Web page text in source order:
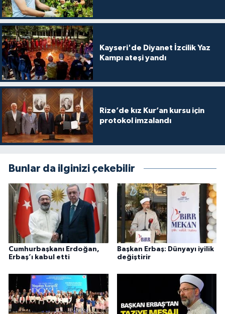
Kayseri'de Diyanet İzcilik Yaz
Kampı ateşi yandı
Rize’de kız Kur’an kursu için
protokol imzalandı
Bunlar da ilginizi çekebilir
Cumhurbaşkanı Erdoğan,
Erbaş’ı kabul etti
Başkan Erbaş: Dünyayı iyilik
değiştirir
Niğde Müftülüğü
Ordu Müftülüğü
Osmaniye Müftülüğü
Rize Müftülüğü
Sakarya Müftülüğü
Sinop Müftülüğü
Sivas Müftülüğü
Şanlıurfa Müftülüğü
Şırnak Müftülüğü
Tekirdağ Müftülüğü